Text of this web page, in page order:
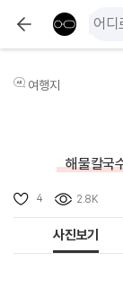
여행지
해물칼국
4 2.8K
사진보기